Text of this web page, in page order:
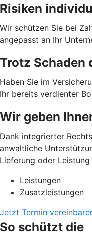
Risiken
Wir schützen Sie bei
angepasst an Ihr
Trotz Schaden
Haben Sie im
Ihr bereits verdienter
Wir geben
Dank integrierter
anwaltliche
Lieferung oder
Leistungen
Zusatzleistungen
Jetzt Termin
So schützt die